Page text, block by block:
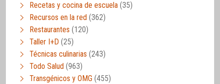
Recetas y cocina de escuela (35)
Recursos en la red (362)
Restaurantes (120)
Taller I+D (25)
Técnicas culinarias (243)
Todo Salud (963)
Transgénicos y OMG (455)